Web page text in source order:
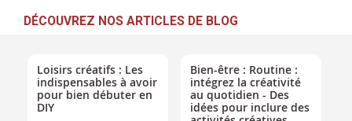
DÉCOUVREZ NOS ARTICLES DE BLOG
Loisirs créatifs : Les
indispensables à avoir
pour bien débuter en
DIY
Bien-être : Routine :
intégrez la créativité
au quotidien - Des
idées pour inclure des